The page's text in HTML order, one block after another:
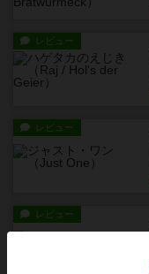
レビュー
レビュー
レビュー